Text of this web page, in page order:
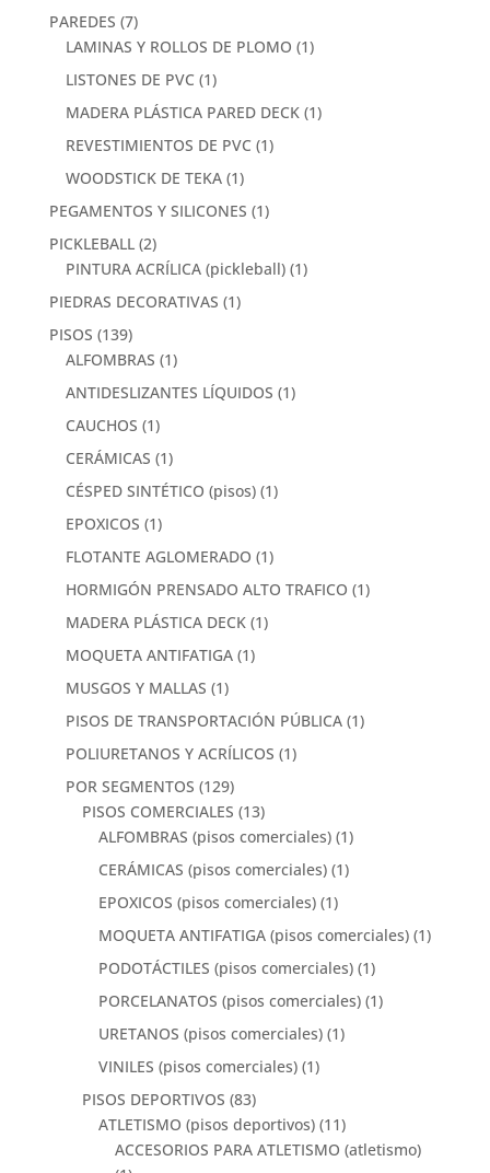
PAREDES (7)
LAMINAS Y ROLLOS DE PLOMO (1)
LISTONES DE PVC (1)
MADERA PLÁSTICA PARED DECK (1)
REVESTIMIENTOS DE PVC (1)
WOODSTICK DE TEKA (1)
PEGAMENTOS Y SILICONES (1)
PICKLEBALL (2)
PINTURA ACRÍLICA (pickleball) (1)
PIEDRAS DECORATIVAS (1)
PISOS (139)
ALFOMBRAS (1)
ANTIDESLIZANTES LÍQUIDOS (1)
CAUCHOS (1)
CERÁMICAS (1)
CÉSPED SINTÉTICO (pisos) (1)
EPOXICOS (1)
FLOTANTE AGLOMERADO (1)
HORMIGÓN PRENSADO ALTO TRAFICO (1)
MADERA PLÁSTICA DECK (1)
MOQUETA ANTIFATIGA (1)
MUSGOS Y MALLAS (1)
PISOS DE TRANSPORTACIÓN PÚBLICA (1)
POLIURETANOS Y ACRÍLICOS (1)
POR SEGMENTOS (129)
PISOS COMERCIALES (13)
ALFOMBRAS (pisos comerciales) (1)
CERÁMICAS (pisos comerciales) (1)
EPOXICOS (pisos comerciales) (1)
MOQUETA ANTIFATIGA (pisos comerciales) (1)
PODOTÁCTILES (pisos comerciales) (1)
PORCELANATOS (pisos comerciales) (1)
URETANOS (pisos comerciales) (1)
VINILES (pisos comerciales) (1)
PISOS DEPORTIVOS (83)
ATLETISMO (pisos deportivos) (11)
ACCESORIOS PARA ATLETISMO (atletismo)